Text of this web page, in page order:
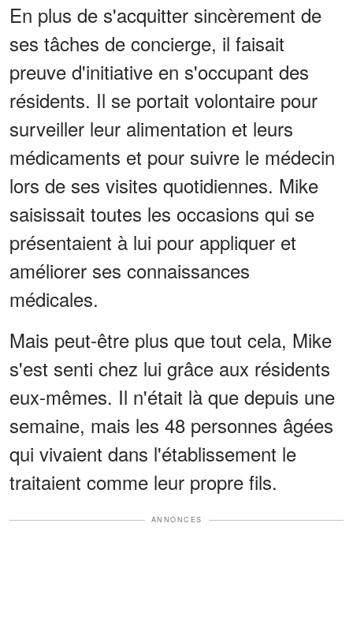
En plus de s'acquitter sincèrement de
ses tâches de concierge, il faisait
preuve d'initiative en s'occupant des
résidents. Il se portait volontaire pour
surveiller leur alimentation et leurs
médicaments et pour suivre le médecin
lors de ses visites quotidiennes. Mike
saisissait toutes les occasions qui se
présentaient à lui pour appliquer et
améliorer ses connaissances
médicales.
Mais peut-être plus que tout cela, Mike
s'est senti chez lui grâce aux résidents
eux-mêmes. Il n'était là que depuis une
semaine, mais les 48 personnes âgées
qui vivaient dans l'établissement le
traitaient comme leur propre fils.
ANNONCES